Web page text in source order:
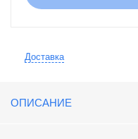
Доставка
ОПИСАНИЕ